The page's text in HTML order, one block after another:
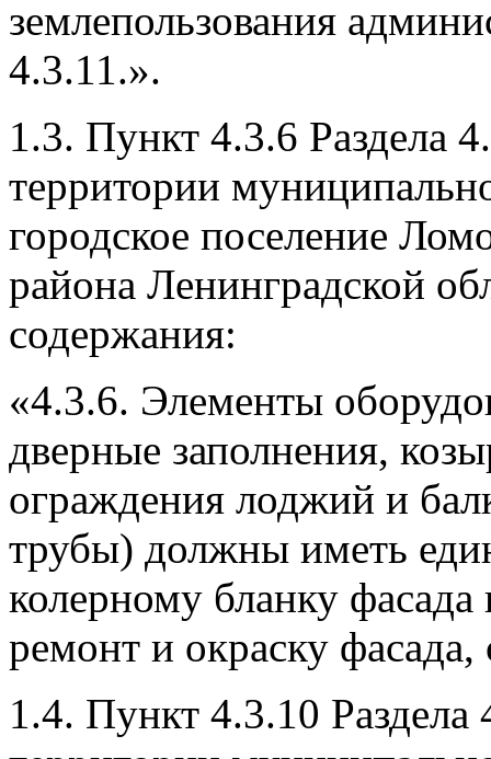
землепользования
4.3.11.».
1.3. Пункт 4.3.6 Раздела
территории
городское поселение
района Ленинградской
содержания:
«4.3.6. Элементы
дверные заполнения,
ограждения лоджий и
трубы) должны иметь
колерному бланку
ремонт и окраску
1.4. Пункт 4.3.10 Раздела